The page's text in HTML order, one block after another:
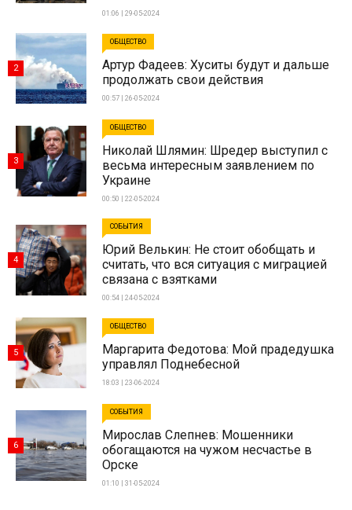
01:06 | 29-05-2024
ОБЩЕСТВО
Артур Фадеев: Хуситы будут и дальше
продолжать свои действия
00:57 | 26-05-2024
2
ОБЩЕСТВО
Николай Шлямин: Шредер выступил с
весьма интересным заявлением по
Украине
00:50 | 22-05-2024
3
СОБЫТИЯ
Юрий Велькин: Не стоит обобщать и
считать, что вся ситуация с миграцией
связана с взятками
00:54 | 24-05-2024
4
ОБЩЕСТВО
Маргарита Федотова: Мой прадедушка
управлял Поднебесной
18:03 | 23-06-2024
5
СОБЫТИЯ
Мирослав Слепнев: Мошенники
обогащаются на чужом несчастье в
Орске
01:10 | 31-05-2024
6